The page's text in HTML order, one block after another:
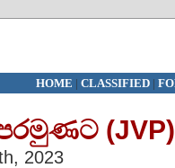
HOME | CLASSIFIED|
(JVP)
2023